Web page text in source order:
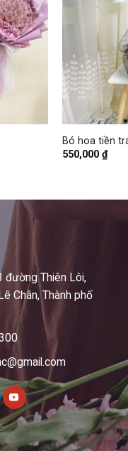
Bó hoa tiền
550,000₫
Thiên Lôi,
Chân, Thành phố